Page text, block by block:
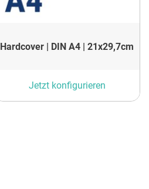
Hardcover | DIN A4 | 21x29,7cm
Jetzt konfigurieren